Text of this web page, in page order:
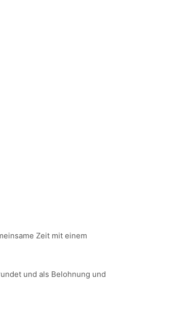
Zeit mit einem
und als Belohnung und